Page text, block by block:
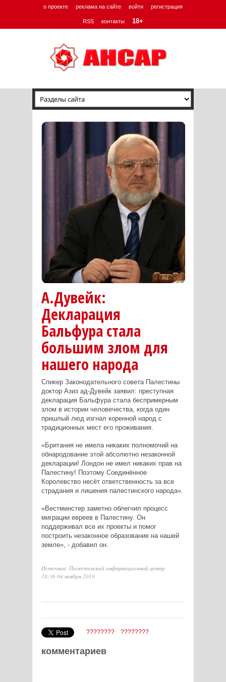
о проекте реклама на сайте войти регистрация
RSS контакты 18+
А.Дувейк:
Декларация
Бальфура стала
большим злом для
нашего народа
Спикер Законодательного совета Палестины
доктор Азиз ад-Дувейк заявил: преступная
декларация Бальфура стала беспримерным
злом в истории человечества, когда один
пришлый люд изгнал коренной народ с
традиционных мест его проживания.
«Британия не имела никаких полномочий на
обнародование этой абсолютно незаконной
декларации! Лондон не имел никаких прав на
Палестину! Поэтому Соединённое
Королевство несёт ответственность за все
страдания и лишения палестинского народа».
«Вестминстер заметно облегчил процесс
миграции евреев в Палестину. Он
поддерживал все их проекты и помог
построить незаконное образование на нашей
земле», - добавил он.
Источник: Палестинский информационный центр
18:36 04 ноября 2010
???????? ????????
комментариев